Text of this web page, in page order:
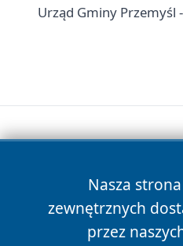
Urząd Gminy Przemyśl
Nasza
zewnętrznych
przez